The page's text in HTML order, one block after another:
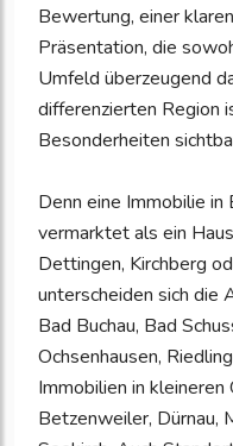
Bewertung, einer
Präsentation, die
Umfeld überzeugend
differenzierten Region
Besonderheiten
Denn eine Immobilie in
vermarktet als ein
Dettingen, Kirchberg
unterscheiden sich die
Bad Buchau, Bad
Ochsenhausen,
Immobilien in
Betzenweiler, Dürnau,